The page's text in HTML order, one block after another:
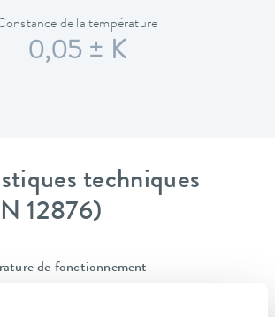
de la température
0,05 ± K
techniques
12876)
de fonctionnement